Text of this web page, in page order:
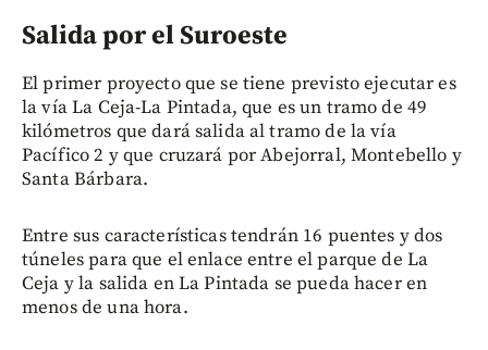
Salida por el Suroeste
El primer proyecto que se tiene previsto ejecutar es
la vía La Ceja-La Pintada, que es un tramo de 49
kilómetros que dará salida al tramo de la vía
Pacífico 2 y que cruzará por Abejorral, Montebello y
Santa Bárbara.
Entre sus características tendrán 16 puentes y dos
túneles para que el enlace entre el parque de La
Ceja y la salida en La Pintada se pueda hacer en
menos de una hora.